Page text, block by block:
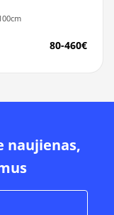
80-460€
naujienas,